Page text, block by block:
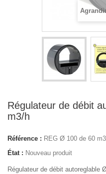
Régulateur de débit
m3/h
Référence : REG Ø 100 de 60
État : Nouveau produit
Régulateur de débit autoreglable